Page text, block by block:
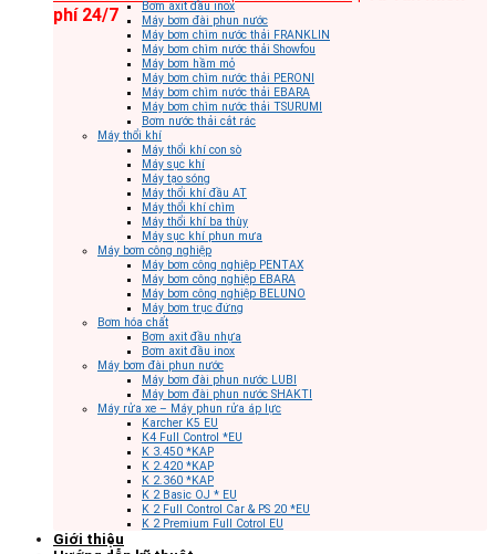
phí 24/7
Bơm axit đầu inox
Máy bơm đài phun nước
Máy bơm chìm nước thải FRANKLIN
Máy bơm chìm nước thải Showfou
Máy bơm hầm mỏ
Máy bơm chìm nước thải PERONI
Máy bơm chìm nước thải EBARA
Máy bơm chìm nước thải TSURUMI
Bơm nước thải cắt rác
Máy thổi khí
Máy thổi khí con sò
Máy sục khí
Máy tạo sóng
Máy thổi khí đầu AT
Máy thổi khí chìm
Máy thổi khí ba thùy
Máy sục khí phun mưa
Máy bơm công nghiệp
Máy bơm công nghiệp PENTAX
Máy bơm công nghiệp EBARA
Máy bơm công nghiệp BELUNO
Máy bơm trục đứng
Bơm hóa chất
Bơm axit đầu nhựa
Bơm axit đầu inox
Máy bơm đài phun nước
Máy bơm đài phun nước LUBI
Máy bơm đài phun nước SHAKTI
Máy rửa xe – Máy phun rửa áp lực
Karcher K5 EU
K4 Full Control *EU
K 3.450 *KAP
K 2.420 *KAP
K 2.360 *KAP
K 2 Basic OJ * EU
K 2 Full Control Car & PS 20 *EU
K 2 Premium Full Cotrol EU
Giới thiệu